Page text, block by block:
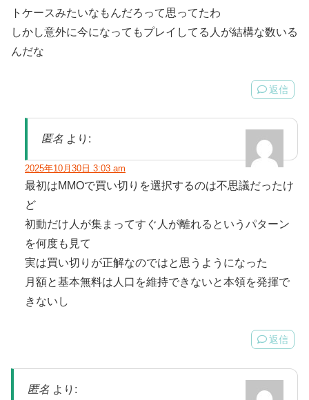
トケースみたいなもんだろって思ってたわ
しかし意外に今になってもプレイしてる人が結構な数いる
んだな
返信
匿名 より:
2025年10月30日 3:03 am
最初はMMOで買い切りを選択するのは不思議だったけ
ど
初動だけ人が集まってすぐ人が離れるというパターン
を何度も見て
実は買い切りが正解なのではと思うようになった
月額と基本無料は人口を維持できないと本領を発揮で
きないし
返信
匿名 より: